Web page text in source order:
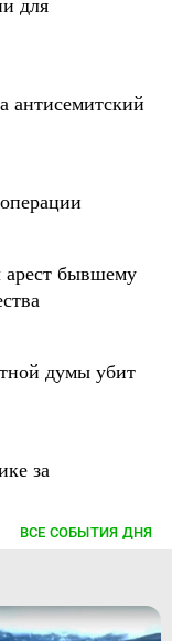
антисемитский
арест бывшему
думы убит
за
ВСЕ СОБЫТИЯ ДНЯ